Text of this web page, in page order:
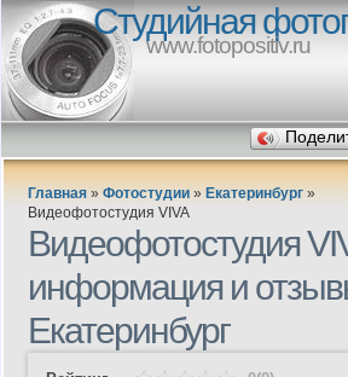
Студийная
www.fotopositiv.ru
Главная » Фотостудии » Екатеринбург »
Видеофотостудия VIVA
Видеофотостудия
информация и
Екатеринбург